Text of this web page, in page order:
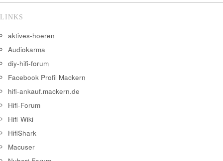
LINKS
aktives-hoeren
Audiokarma
diy-hifi-forum
Facebook Profil Mackern
hifi-ankauf.mackern.de
Hifi-Forum
Hifi-Wiki
HifiShark
Macuser